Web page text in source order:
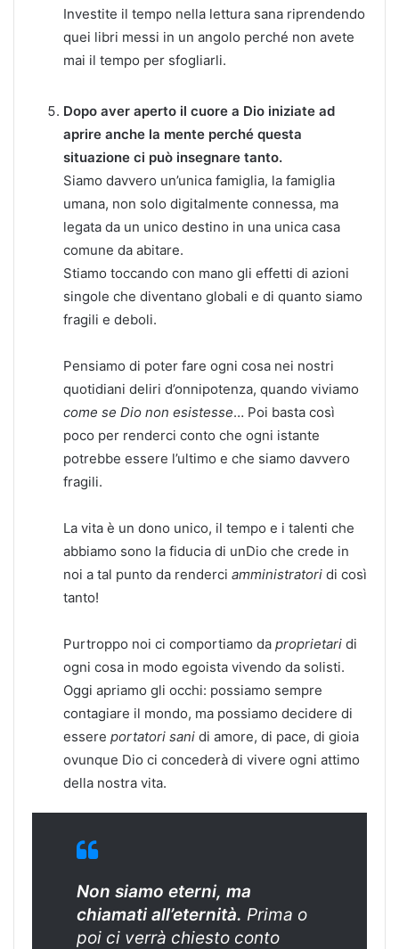
Investite il tempo nella lettura sana riprendendo
quei libri messi in un angolo perché non avete
mai il tempo per sfogliarli.
Dopo aver aperto il cuore a Dio iniziate ad
aprire anche la mente perché questa
situazione ci può insegnare tanto.
Siamo davvero un’unica famiglia, la famiglia
umana, non solo digitalmente connessa, ma
legata da un unico destino in una unica casa
comune da abitare.
Stiamo toccando con mano gli effetti di azioni
singole che diventano globali e di quanto siamo
fragili e deboli.
Pensiamo di poter fare ogni cosa nei nostri
quotidiani deliri d’onnipotenza, quando viviamo
come se Dio non esistesse… Poi basta così
poco per renderci conto che ogni istante
potrebbe essere l’ultimo e che siamo davvero
fragili.
La vita è un dono unico, il tempo e i talenti che
abbiamo sono la fiducia di unDio che crede in
noi a tal punto da renderci amministratori di così
tanto!
Purtroppo noi ci comportiamo da proprietari di
ogni cosa in modo egoista vivendo da solisti.
Oggi apriamo gli occhi: possiamo sempre
contagiare il mondo, ma possiamo decidere di
essere portatori sani di amore, di pace, di gioia
ovunque Dio ci concederà di vivere ogni attimo
della nostra vita.
Non siamo eterni, ma
chiamati all’eternità. Prima o
poi ci verrà chiesto conto